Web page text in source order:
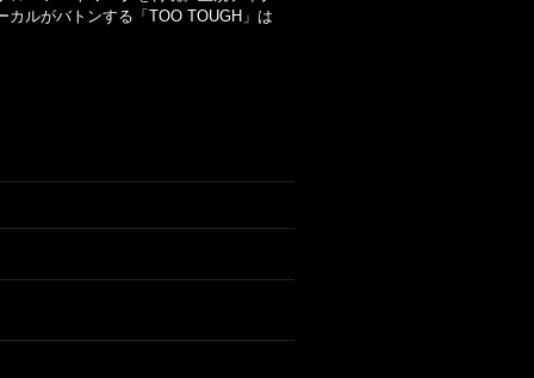
カルがバトンする「TOO TOUGH」は